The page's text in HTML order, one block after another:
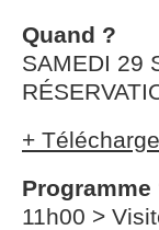
Quand ?
SAMEDI 29
+
Programme
11h00 >